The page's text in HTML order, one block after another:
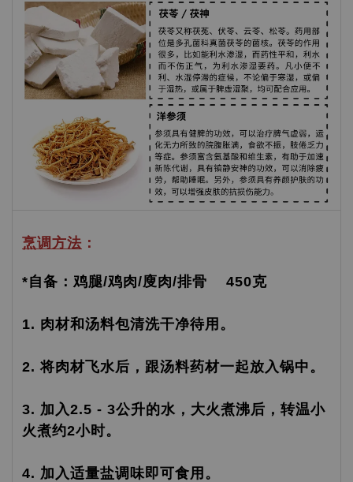
烹调方法 ：
*自备：鸡腿/鸡肉/廋肉/排骨 450克
1. 肉材和汤料包清洗干净待用。
2. 将肉材飞水后，跟汤料药材一起放入锅中。
3. 加入2.5 - 3公升的水，大火煮沸后，转温小
火煮约2小时。
4. 加入适量盐调味即可食用。